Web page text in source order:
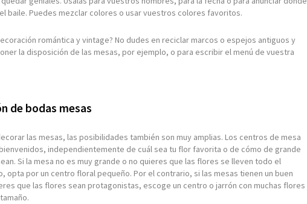
baile. Puedes mezclar colores o usar vuestros colores favoritos.
romántica y vintage? No dudes en reciclar marcos o espejos antiguos y
la disposición de las mesas, por ejemplo, o para escribir el menú de vuestra
de bodas mesas
las mesas, las posibilidades también son muy amplias. Los centros de mesa
independientemente de cuál sea tu flor favorita o de cómo de grande
Si la mesa no es muy grande o no quieres que las flores se lleven todo el
opta por un centro floral pequeño. Por el contrario, si las mesas tienen un buen
que las flores sean protagonistas, escoge un centro o jarrón con muchas flores